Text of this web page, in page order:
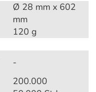
Ø 28 mm x 602
mm
120 g
-
200.000